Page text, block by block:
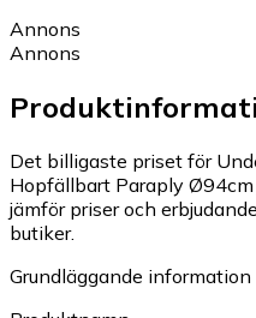
Annons
Annons
Det billigaste priset för
Hopfällbart Paraply Ø94cm
jämför priser och
butiker.
Grundläggande information